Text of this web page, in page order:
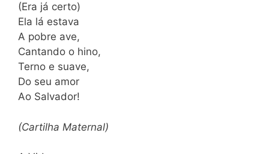
(Era já certo)
Ela lá estava
A pobre ave,
Cantando o hino,
Terno e suave,
Do seu amor
Ao Salvador!
(Cartilha Maternal)